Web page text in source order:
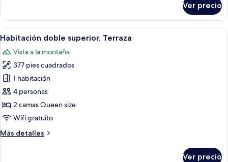
doble
estándar,
Terraza
Ver precio
Abrir
todas
las
fotos
de
Habitación
doble
superior,
Terraza
Habitación de hotel con dos camas,
5
Habitación doble superior, Terraza
Vista a la montaña
377 pies cuadrados
1 habitación
4 personas
2 camas Queen size
Wifi gratuito
Más detalles
Más
Ver precio